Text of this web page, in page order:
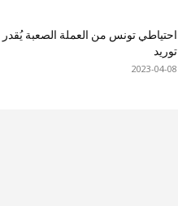
توريد
2023-04-08